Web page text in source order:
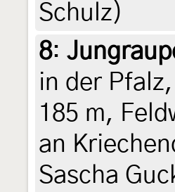
Schulz)
8:
in der
185 m,
an
Sascha